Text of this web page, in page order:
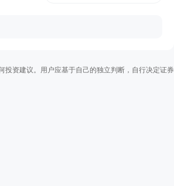
资建议。用户应基于自己的独立判断，自行决定证券